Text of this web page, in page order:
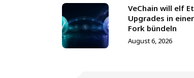
VeChain will elf
Upgrades in
Fork bündeln
August 6, 2026